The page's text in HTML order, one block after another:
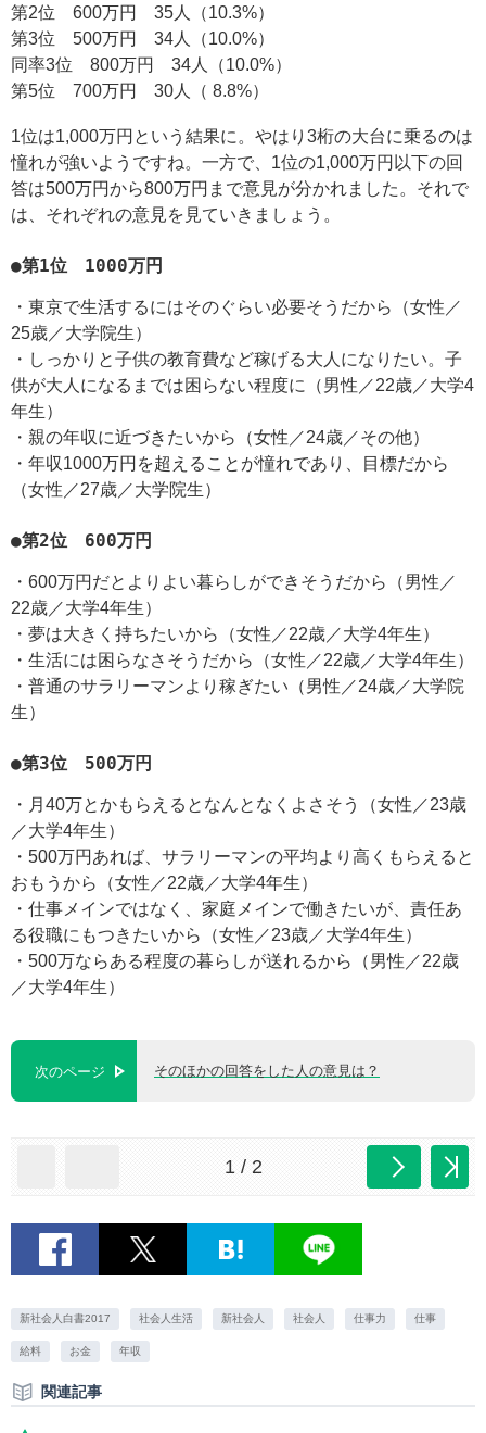
第2位 600万円 35人（10.3%）
第3位 500万円 34人（10.0%）
同率3位 800万円 34人（10.0%）
第5位 700万円 30人（ 8.8%）
1位は1,000万円という結果に。やはり3桁の大台に乗るのは
憧れが強いようですね。一方で、1位の1,000万円以下の回
答は500万円から800万円まで意見が分かれました。それで
は、それぞれの意見を見ていきましょう。
●第1位 1000万円
・東京で生活するにはそのぐらい必要そうだから（女性／
25歳／大学院生）
・しっかりと子供の教育費など稼げる大人になりたい。子
供が大人になるまでは困らない程度に（男性／22歳／大学4
年生）
・親の年収に近づきたいから（女性／24歳／その他）
・年収1000万円を超えることが憧れであり、目標だから
（女性／27歳／大学院生）
●第2位 600万円
・600万円だとよりよい暮らしができそうだから（男性／
22歳／大学4年生）
・夢は大きく持ちたいから（女性／22歳／大学4年生）
・生活には困らなさそうだから（女性／22歳／大学4年生）
・普通のサラリーマンより稼ぎたい（男性／24歳／大学院
生）
●第3位 500万円
・月40万とかもらえるとなんとなくよさそう（女性／23歳
／大学4年生）
・500万円あれば、サラリーマンの平均より高くもらえると
おもうから（女性／22歳／大学4年生）
・仕事メインではなく、家庭メインで働きたいが、責任あ
る役職にもつきたいから（女性／23歳／大学4年生）
・500万ならある程度の暮らしが送れるから（男性／22歳
／大学4年生）
次のページ そのほかの回答をした人の意見は？
1 / 2
新社会人白書2017 社会人生活 新社会人 社会人 仕事力 仕事
給料 お金 年収
関連記事